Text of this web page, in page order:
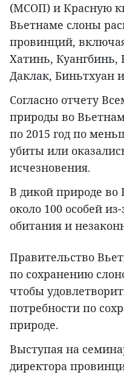
(МСОП) и Красную
Вьетнаме слоны
провинций,
Хатинь, Куангбинь,
Даклак, Биньтхуан
Согласно отчету
природы во
по 2015 год по
убиты или
исчезновения.
В дикой природе во
около 100 особей
обитания и
Правительство
по сохранению
чтобы
потребности по
природе.
Выступая на
директора